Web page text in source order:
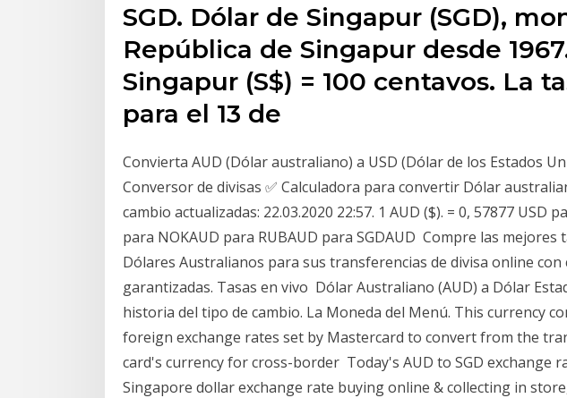
SGD. Dólar de Singapur (SGD),
República de Singapur desde
Singapur (S$) = 100 centavos. La
para el 13 de
Convierta AUD (Dólar australiano) a USD (Dólar de los Estados
Conversor de divisas ✅ Calculadora para convertir Dólar
cambio actualizadas: 22.03.2020 22:57. 1 AUD ($). = 0, 57877 USD
para NOKAUD para RUBAUD para SGDAUD Compre las mejores
Dólares Australianos para sus transferencias de divisa online con
garantizadas. Tasas en vivo Dólar Australiano (AUD) a Dólar
historia del tipo de cambio. La Moneda del Menú. This currency
foreign exchange rates set by Mastercard to convert from the
card's currency for cross-border Today's AUD to SGD exchange
Singapore dollar exchange rate buying online & collecting in